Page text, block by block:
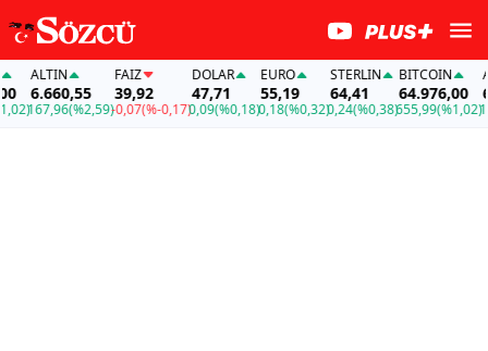
ALTIN
6.660,55
167,96(%2,59)
FAİZ
39,92
-0,07(%-0,17)
DOLAR
47,71
0,09(%0,18)
EURO
55,19
0,18(%0,32)
STERLIN
64,41
0,24(%0,38)
BITCOIN
64.976,00
655,99(%1,02)